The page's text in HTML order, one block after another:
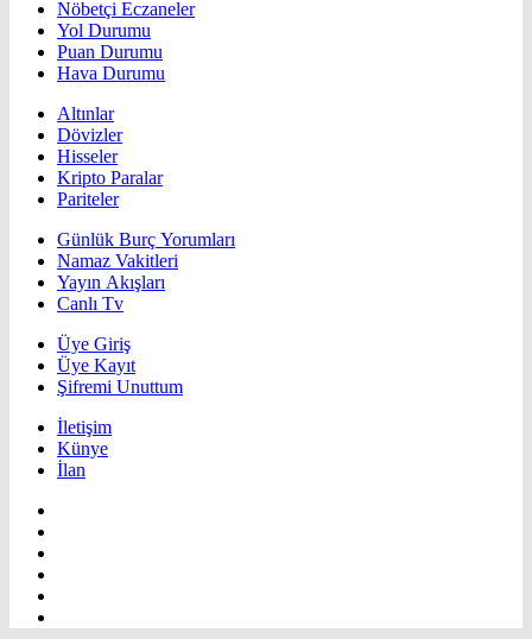
Nöbetçi Eczaneler
Yol Durumu
Puan Durumu
Hava Durumu
Altınlar
Dövizler
Hisseler
Kripto Paralar
Pariteler
Günlük Burç Yorumları
Namaz Vakitleri
Yayın Akışları
Canlı Tv
Üye Giriş
Üye Kayıt
Şifremi Unuttum
İletişim
Künye
İlan